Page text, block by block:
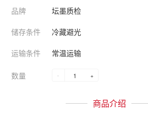
品牌 坛墨质检
储存条件 冷藏避光
运输条件 常温运输
数量 - +
商品介绍